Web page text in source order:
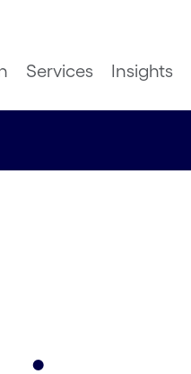
Services Insights